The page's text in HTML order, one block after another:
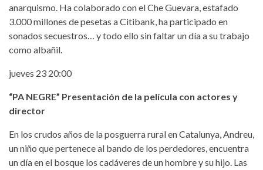
anarquismo. Ha colaborado con el Che Guevara, estafado
3.000 millones de pesetas a Citibank, ha participado en
sonados secuestros… y todo ello sin faltar un día a su trabajo
como albañil.
jueves 23 20:00
“PA NEGRE” Presentación de la película con actores y
director
En los crudos años de la posguerra rural en Catalunya, Andreu,
un niño que pertenece al bando de los perdedores, encuentra
un día en el bosque los cadáveres de un hombre y su hijo. Las